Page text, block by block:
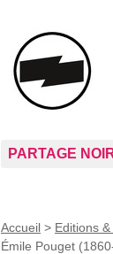
PARTAGE
Accueil > Editions
Émile Pouget